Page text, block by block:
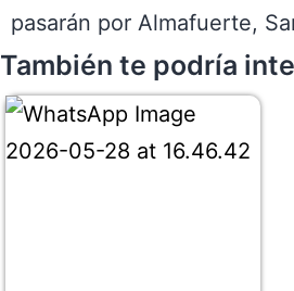
pasarán por Almafuerte,
También te podría